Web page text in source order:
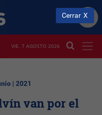
VIE. 7 AGOSTO 2026
| 2021
van por el
Cerrar